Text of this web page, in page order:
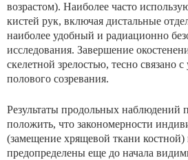
возрастом). Наиболее часто
кистей рук, включая дистальные
наиболее удобный и радиационно
исследования. Завершение
скелетной зрелостью, тесно связано
полового созревания.
Результаты продольных наблюдений
положить, что закономерности
(замещение хрящевой ткани костной)
предопределены еще до начала